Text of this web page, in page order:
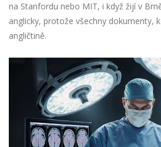
na Stanfordu nebo MIT, i když žijí v
anglicky, protože všechny dokumenty,
angličtině.